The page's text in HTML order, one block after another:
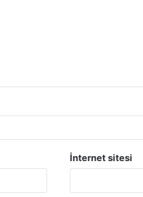
İnternet sitesi